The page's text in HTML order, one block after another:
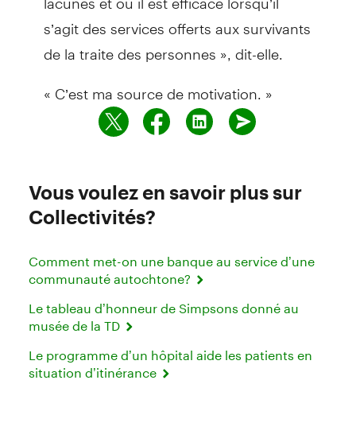
s’agit des services offerts aux survivants
de la traite des personnes », dit-elle.
« C’est ma source de motivation. »
Vous voulez en savoir plus sur
Collectivités?
Comment met-on une banque au service d’une
communauté autochtone?
Le tableau d’honneur de Simpsons donné au
musée de la TD
Le programme d’un hôpital aide les patients en
situation d’itinérance